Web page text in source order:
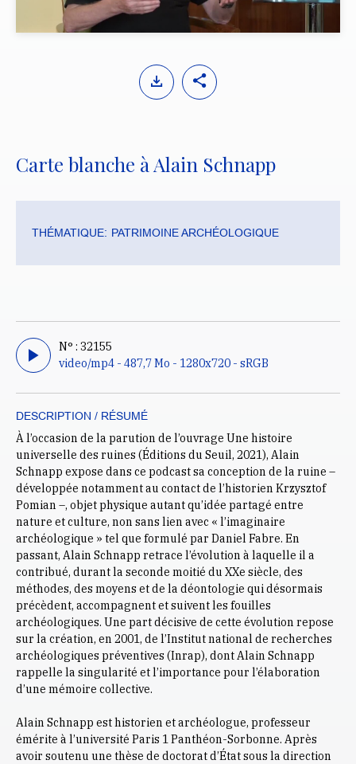
M
u
n
s
Carte blanche à Alain Schnapp
THÉMATIQUE: PATRIMOINE ARCHÉOLOGIQUE
N° : 32155
video/mp4 - 487,7 Mo - 1280x720 - sRGB
DESCRIPTION / RÉSUMÉ
À l’occasion de la parution de l’ouvrage Une histoire
universelle des ruines (Éditions du Seuil, 2021), Alain
Schnapp expose dans ce podcast sa conception de la ruine –
développée notamment au contact de l’historien Krzysztof
Pomian –, objet physique autant qu’idée partagé entre
nature et culture, non sans lien avec « l’imaginaire
archéologique » tel que formulé par Daniel Fabre. En
passant, Alain Schnapp retrace l’évolution à laquelle il a
contribué, durant la seconde moitié du XXe siècle, des
méthodes, des moyens et de la déontologie qui désormais
précèdent, accompagnent et suivent les fouilles
archéologiques. Une part décisive de cette évolution repose
sur la création, en 2001, de l’Institut national de recherches
archéologiques préventives (Inrap), dont Alain Schnapp
rappelle la singularité et l’importance pour l’élaboration
d’une mémoire collective.
Alain Schnapp est historien et archéologue, professeur
émérite à l’université Paris 1 Panthéon-Sorbonne. Après
avoir soutenu une thèse de doctorat d’État sous la direction